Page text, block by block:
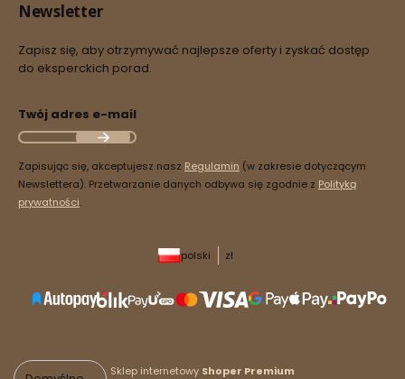
Newsletter
Zapisz się, aby otrzymywać najlepsze oferty i zyskać dostęp
do eksperckich porad.
Twój adres e-mail
Zapisując się, akceptujesz nasz Regulamin (w zakresie dotyczącym
Newslettera). Przetwarzanie danych odbywa się zgodnie z Polityką
prywatności.
polski zł
Sklep internetowy Shoper Premium